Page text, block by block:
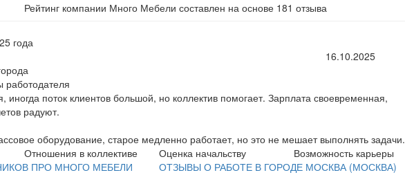
Рейтинг компании Много Мебели составлен на основе 181 отзыва
года
16.10.2025
работодателя
иногда поток клиентов большой, но коллектив помогает. Зарплата своевременная,
радуют.
оборудование, старое медленно работает, но это не мешает выполнять задачи.
Отношения в коллективе Оценка начальству
Возможность карьеры
ПРО МНОГО МЕБЕЛИ
ОТЗЫВЫ О РАБОТЕ В ГОРОДЕ МОСКВА (МОСКВА)